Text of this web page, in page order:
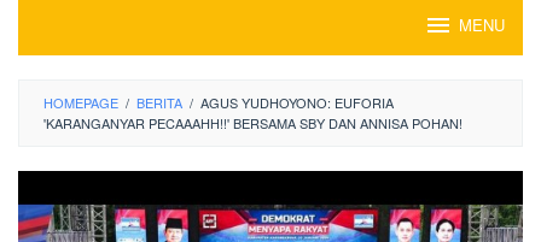
MENU
HOMEPAGE / BERITA / AGUS YUDHOYONO: EUFORIA
'KARANGANYAR PECAAAHH!!' BERSAMA SBY DAN ANNISA POHAN!